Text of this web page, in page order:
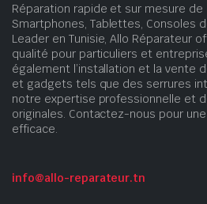
Réparation rapide et sur mesure de
Smartphones, Tablettes, Consoles
Leader en Tunisie, Allo Réparateur
qualité pour particuliers et
également l’installation et la vente
et gadgets tels que des serrures
notre expertise professionnelle et
originales. Contactez-nous pour
efficace.
info@allo-reparateur.tn